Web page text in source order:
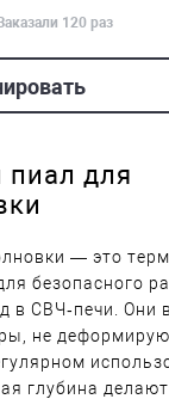
120 раз
пиал для
— это
безопасного
в СВЧ‑печи.
не
глубина